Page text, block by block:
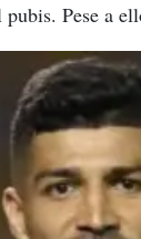
Pese a